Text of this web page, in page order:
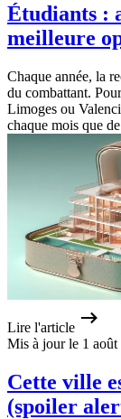
Étudiants :
meilleure
Chaque année, la
du combattant.
Limoges ou
chaque mois que
Lire l'article
Mis à jour le 1 août
Cette ville
(spoiler